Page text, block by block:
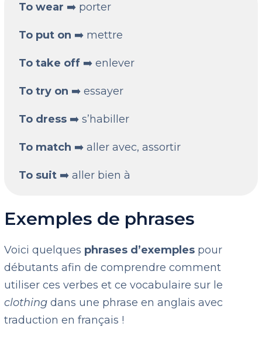
To wear ➡️ porter
To put on ➡️ mettre
To take off ➡️ enlever
To try on ➡️ essayer
To dress ➡️ s’habiller
To match ➡️ aller avec, assortir
To suit ➡️ aller bien à
Exemples de phrases
Voici quelques phrases d’exemples pour
débutants afin de comprendre comment
utiliser ces verbes et ce vocabulaire sur le
clothing dans une phrase en anglais avec
traduction en français !